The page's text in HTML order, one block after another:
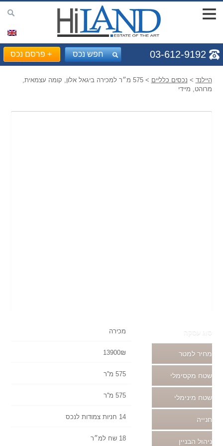
03-612-9192
+ פרסם נכס חפש נכס
היילנד > נכסים כלליים
> 575 מ״ר למכירה ביגאל אלון, קומה עצמאית,
מרוהט, מיידי
סוג עסקה
מחיר למטר
שטח מקסימלי
שטח מינימלי
חנייה
ניהול הבניין
מכירה
13900₪
575 מ''ר
575 מ''ר
14 חניות צמודות לנכס
18 שח למ״ר